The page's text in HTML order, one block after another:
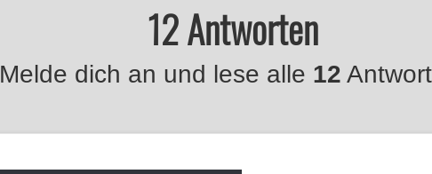
12 Antworten
Melde dich an und lese alle 12